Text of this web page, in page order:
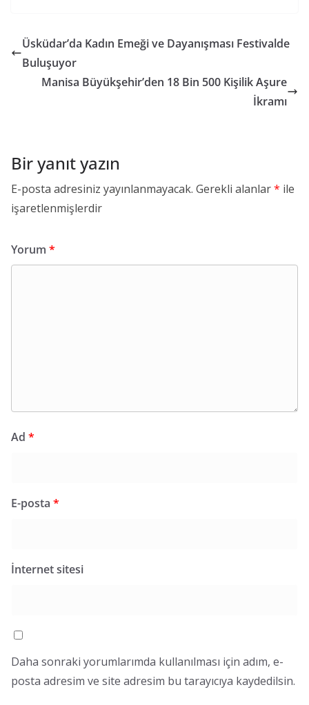
Üsküdar’da Kadın Emeği ve Dayanışması Festivalde
Buluşuyor
Manisa Büyükşehir’den 18 Bin 500 Kişilik Aşure
İkramı
Bir yanıt yazın
E-posta adresiniz yayınlanmayacak. Gerekli alanlar* ile
işaretlenmişlerdir
Yorum *
Ad *
E-posta *
İnternet sitesi
Daha sonraki yorumlarımda kullanılması için adım, e-
posta adresim ve site adresim bu tarayıcıya kaydedilsin.